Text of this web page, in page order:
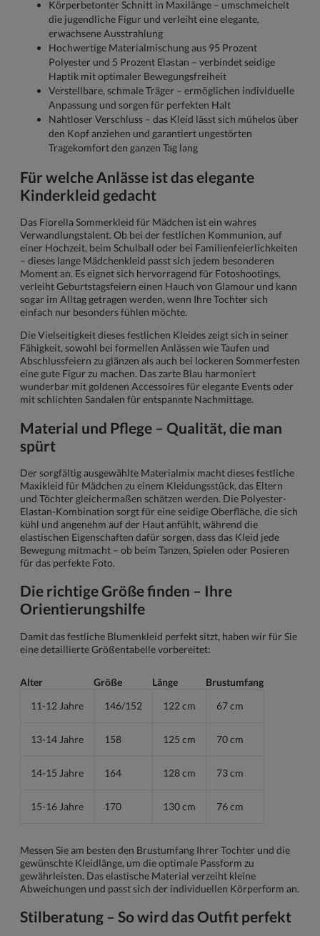
Körperbetonter Schnitt in Maxilänge – umschmeichelt
die jugendliche Figur und verleiht eine elegante,
erwachsene Ausstrahlung
Hochwertige Materialmischung aus 95 Prozent
Polyester und 5 Prozent Elastan – verbindet seidige
Haptik mit optimaler Bewegungsfreiheit
Verstellbare, schmale Träger – ermöglichen individuelle
Anpassung und sorgen für perfekten Halt
Nahtloser Verschluss – das Kleid lässt sich mühelos über
den Kopf anziehen und garantiert ungestörten
Tragekomfort den ganzen Tag lang
Für welche Anlässe ist das elegante
Kinderkleid gedacht
Das Fiorella Sommerkleid für Mädchen ist ein wahres
Verwandlungstalent. Ob bei der festlichen Kommunion, auf
einer Hochzeit, beim Schulball oder bei Familienfeierlichkeiten
– dieses lange Mädchenkleid passt sich jedem besonderen
Moment an. Es eignet sich hervorragend für Fotoshootings,
verleiht Geburtstagsfeiern einen Hauch von Glamour und kann
sogar im Alltag getragen werden, wenn Ihre Tochter sich
einfach nur besonders fühlen möchte.
Die Vielseitigkeit dieses festlichen Kleides zeigt sich in seiner
Fähigkeit, sowohl bei formellen Anlässen wie Taufen und
Abschlussfeiern zu glänzen als auch bei lockeren Sommerfesten
eine gute Figur zu machen. Das zarte Blau harmoniert
wunderbar mit goldenen Accessoires für elegante Events oder
mit schlichten Sandalen für entspannte Nachmittage.
Material und Pflege – Qualität, die man
spürt
Der sorgfältig ausgewählte Materialmix macht dieses festliche
Maxikleid für Mädchen zu einem Kleidungsstück, das Eltern
und Töchter gleichermaßen schätzen werden. Die Polyester-
Elastan-Kombination sorgt für eine seidige Oberfläche, die sich
kühl und angenehm auf der Haut anfühlt, während die
elastischen Eigenschaften dafür sorgen, dass das Kleid jede
Bewegung mitmacht – ob beim Tanzen, Spielen oder Posieren
für das perfekte Foto.
Die richtige Größe finden – Ihre
Orientierungshilfe
Damit das festliche Blumenkleid perfekt sitzt, haben wir für Sie
eine detaillierte Größentabelle vorbereitet:
Alter Größe Länge
Brustumfang
11-12 Jahre
146/152 122 cm 67 cm
13-14 Jahre 158 125 cm 70 cm
14-15 Jahre 164 128 cm 73 cm
15-16 Jahre 170 130 cm 76 cm
Messen Sie am besten den Brustumfang Ihrer Tochter und die
gewünschte Kleidlänge, um die optimale Passform zu
gewährleisten. Das elastische Material verzeiht kleine
Abweichungen und passt sich der individuellen Körperform an.
Stilberatung – So wird das Outfit perfekt